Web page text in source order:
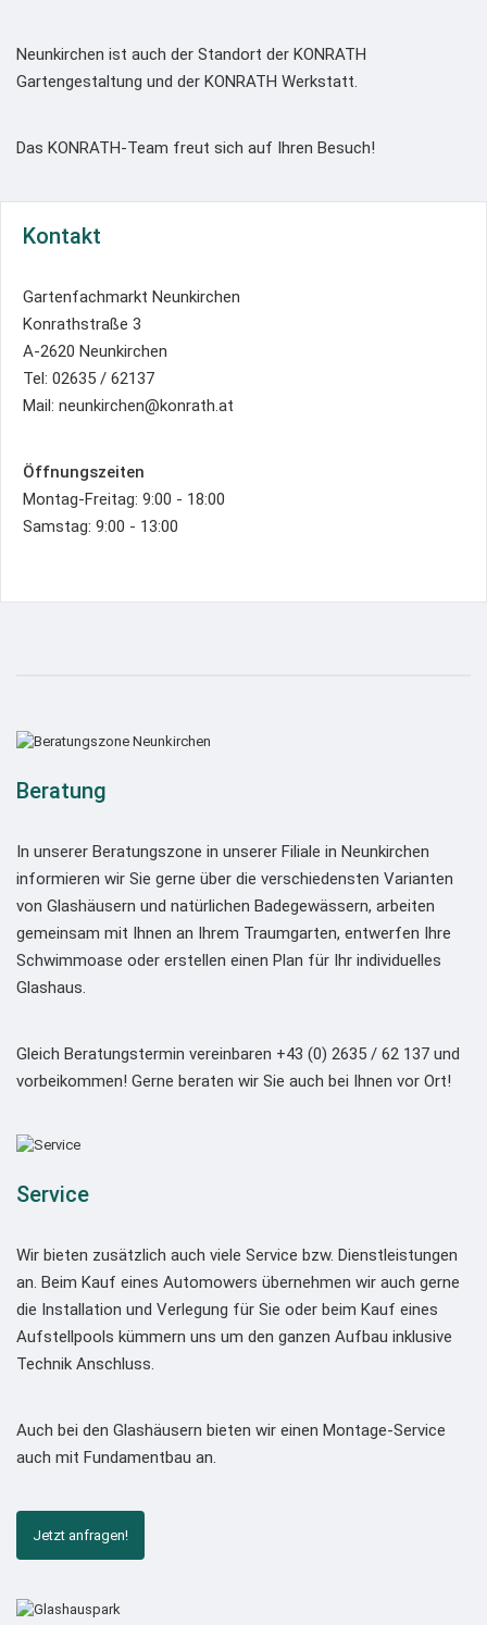
Neunkirchen ist auch der Standort der KONRATH
Gartengestaltung und der KONRATH Werkstatt.
Das KONRATH-Team freut sich auf Ihren Besuch!
Kontakt
Gartenfachmarkt Neunkirchen
Konrathstraße 3
A-2620 Neunkirchen
Tel: 02635 / 62137
Mail: neunkirchen@konrath.at
Öffnungszeiten
Montag-Freitag: 9:00 - 18:00
Samstag: 9:00 - 13:00
Beratung
In unserer Beratungszone in unserer Filiale in Neunkirchen
informieren wir Sie gerne über die verschiedensten Varianten
von Glashäusern und natürlichen Badegewässern, arbeiten
gemeinsam mit Ihnen an Ihrem Traumgarten, entwerfen Ihre
Schwimmoase oder erstellen einen Plan für Ihr individuelles
Glashaus.
Gleich Beratungstermin vereinbaren +43 (0) 2635 / 62 137 und
vorbeikommen! Gerne beraten wir Sie auch bei Ihnen vor Ort!
Service
Wir bieten zusätzlich auch viele Service bzw. Dienstleistungen
an. Beim Kauf eines Automowers übernehmen wir auch gerne
die Installation und Verlegung für Sie oder beim Kauf eines
Aufstellpools kümmern uns um den ganzen Aufbau inklusive
Technik Anschluss.
Auch bei den Glashäusern bieten wir einen Montage-Service
auch mit Fundamentbau an.
Jetzt anfragen!